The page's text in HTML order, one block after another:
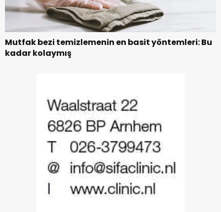
Mutfak bezi temizlemenin en basit yöntemleri: Bu
kadar kolaymış